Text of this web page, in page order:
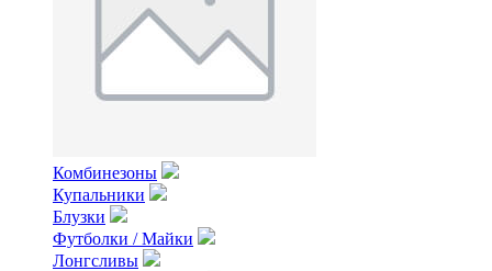
Комбинезоны
Купальники
Блузки
Футболки / Майки
Лонгсливы